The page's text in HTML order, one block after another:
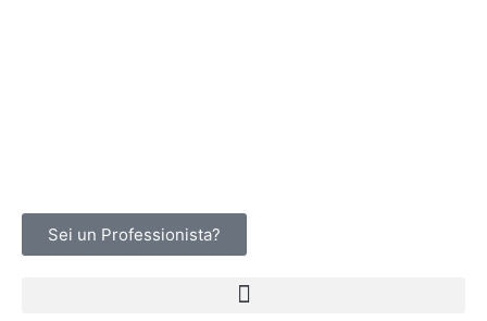
Sei un Professionista?